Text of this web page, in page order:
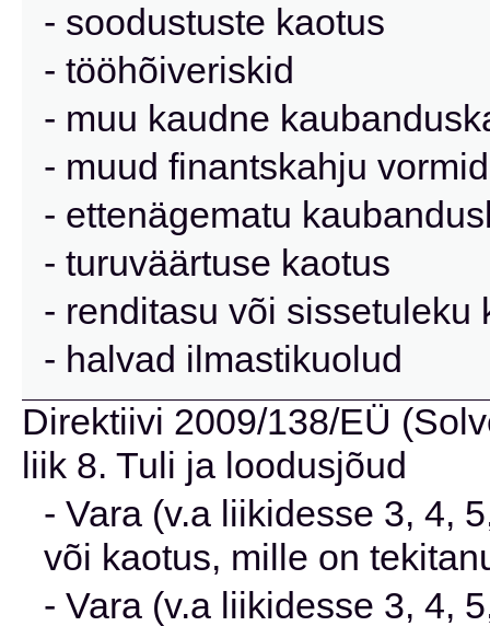
- soodustuste kaotus
- tööhõiveriskid
- muu kaudne
- muud finantskahju vormid
- ettenägematu
- turuväärtuse kaotus
- renditasu või sissetuleku
- halvad ilmastikuolud
Direktiivi 2009/138/EÜ
liik 8. Tuli ja loodusjõud
- Vara (v.a liikidesse 3, 4,
või kaotus, mille on
- Vara (v.a liikidesse 3, 4,